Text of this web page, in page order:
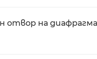
отвор на